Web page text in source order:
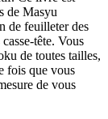
de Masyu
de feuilleter des
tête. Vous
de toutes tailles,
fois que vous
de vous